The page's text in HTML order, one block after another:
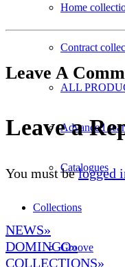
Home
Contract
ALL
Advanced
Catalogues
Collections
Groove
Leave A
Leave a
You must belogged
NEWS»
DOMINGO»
COLLECTIONS»